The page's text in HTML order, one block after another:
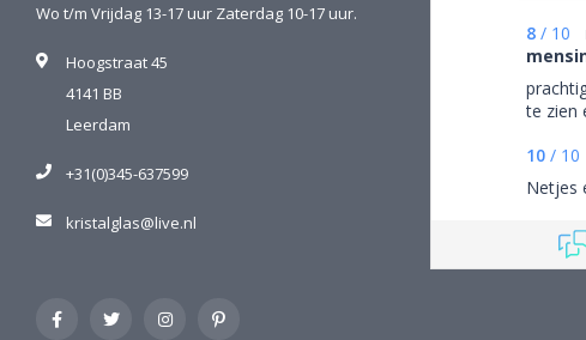
Wo t/m Vrijdag 13-17 uur Zaterdag 10-17 uur.
Hoogstraat 45
4141 BB
Leerdam
+31(0)345-637599
kristalglas@live.nl
8 / 10
te zien
10 / 10
Netjes